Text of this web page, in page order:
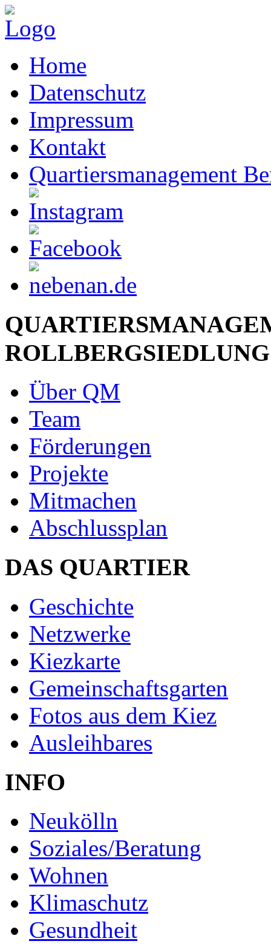
Home
Datenschutz
Impressum
Kontakt
Quartiersmanagement
ROLLBERGSIEDLUNG
Über QM
Team
Förderungen
Projekte
Mitmachen
Abschlussplan
DAS QUARTIER
Geschichte
Netzwerke
Kiezkarte
Gemeinschaftsgarten
Fotos aus dem Kiez
Ausleihbares
INFO
Neukölln
Soziales/Beratung
Wohnen
Klimaschutz
Gesundheit